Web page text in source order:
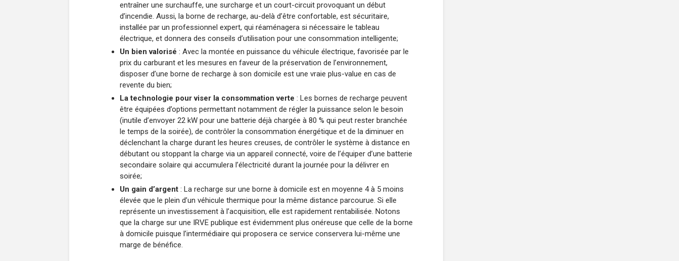
entraîner une surchauffe, une surcharge et un court-circuit provoquant un début
d’incendie. Aussi, la borne de recharge, au-delà d’être confortable, est sécuritaire,
installée par un professionnel expert, qui réaménagera si nécessaire le tableau
électrique, et donnera des conseils d’utilisation pour une consommation intelligente;
Un bien valorisé : Avec la montée en puissance du véhicule électrique, favorisée par le
prix du carburant et les mesures en faveur de la préservation de l’environnement,
disposer d’une borne de recharge à son domicile est une vraie plus-value en cas de
revente du bien;
La technologie pour viser la consommation verte : Les bornes de recharge peuvent
être équipées d’options permettant notamment de régler la puissance selon le besoin
(inutile d’envoyer 22 kW pour une batterie déjà chargée à 80 % qui peut rester branchée
le temps de la soirée), de contrôler la consommation énergétique et de la diminuer en
déclenchant la charge durant les heures creuses, de contrôler le système à distance en
débutant ou stoppant la charge via un appareil connecté, voire de l’équiper d’une batterie
secondaire solaire qui accumulera l’électricité durant la journée pour la délivrer en
soirée;
Un gain d’argent : La recharge sur une borne à domicile est en moyenne 4 à 5 moins
élevée que le plein d’un véhicule thermique pour la même distance parcourue. Si elle
représente un investissement à l’acquisition, elle est rapidement rentabilisée. Notons
que la charge sur une IRVE publique est évidemment plus onéreuse que celle de la borne
à domicile puisque l’intermédiaire qui proposera ce service conservera lui-même une
marge de bénéfice.